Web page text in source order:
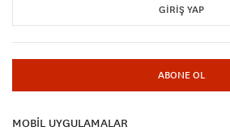
GIRIŞ YAP
ABONE OL
MOBİL UYGULAMALAR